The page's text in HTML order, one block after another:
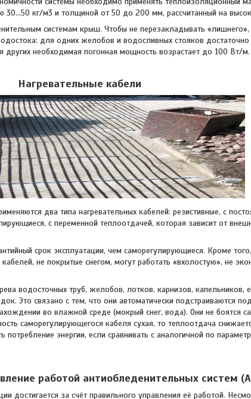
30…50 кг/м3 и толщиной от 50 до 200 мм, рассчитанный на
системам крыш. Чтобы не перезакладывать «лишнего»,
для одних желобов и водосливных стояков достаточно
необходимая погонная мощность возрастает до 100 Вт/м.
Нагревательные кабели
два типа нагревательных кабелей: резистивные, с
с переменной теплоотдачей, которая зависит от
срок эксплуатации, чем саморегулирующиеся. Кроме
не покрытые снегом, могут работать «вхолостую», не
водосточных труб, желобов, лотков, карнизов, капельников,
Это связано с тем, что они автоматически подстраиваются
во влажной среде (мокрый снег, вода). Они не боятся
саморегулирующегося кабеля сухая, то теплоотдача
энергии, если сравнивать с аналогичной по
работой антиобледенительных систем
за счёт правильного управления её работой.